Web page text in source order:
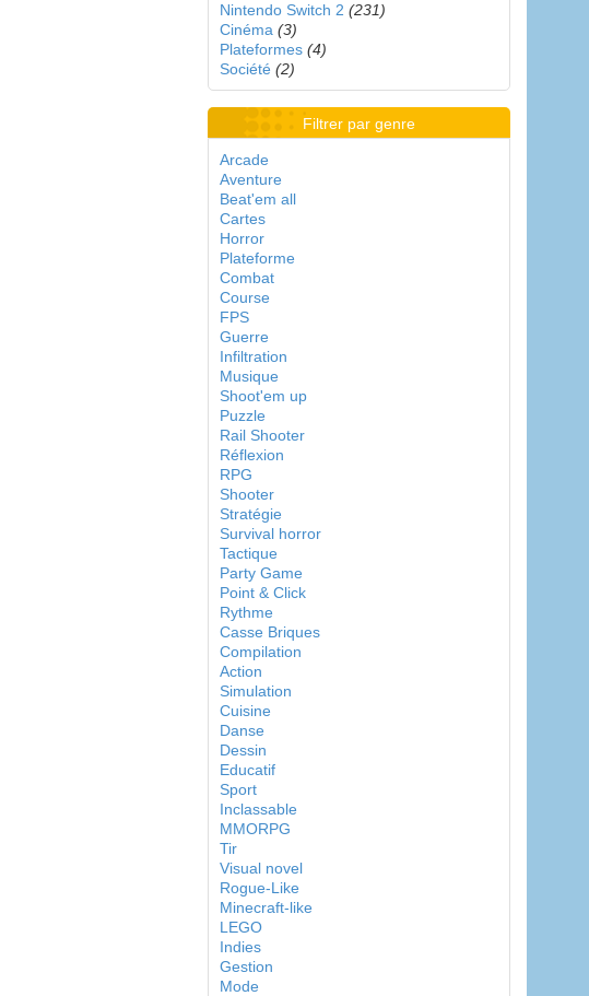
Nintendo Switch 2 (231)
Cinéma (3)
Plateformes (4)
Société (2)
Filtrer par genre
Arcade
Aventure
Beat'em all
Cartes
Horror
Plateforme
Combat
Course
FPS
Guerre
Infiltration
Musique
Shoot'em up
Puzzle
Rail Shooter
Réflexion
RPG
Shooter
Stratégie
Survival horror
Tactique
Party Game
Point & Click
Rythme
Casse Briques
Compilation
Action
Simulation
Cuisine
Danse
Dessin
Educatif
Sport
Inclassable
MMORPG
Tir
Visual novel
Rogue-Like
Minecraft-like
LEGO
Indies
Gestion
Mode